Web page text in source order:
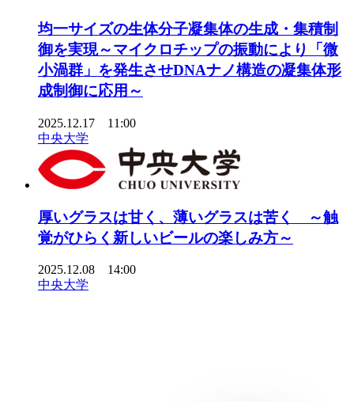
均一サイズの生体分子凝集体の生成・集積制
御を実現～マイクロチップの振動により「微
小渦群」を発生させDNAナノ構造の凝集体形
成制御に応用～
2025.12.17 11:00
中央大学
厚いグラスは甘く、薄いグラスは苦く ～触
覚がひらく新しいビールの楽しみ方～
2025.12.08 14:00
中央大学